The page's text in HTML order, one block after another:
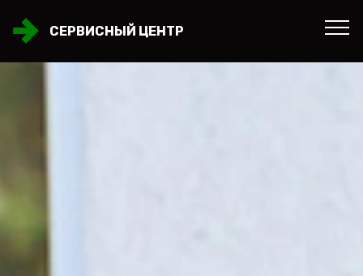
СЕРВИСНЫЙ ЦЕНТР